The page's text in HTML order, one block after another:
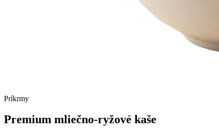
Príkrmy
Premium mliečno-ryžové kaše